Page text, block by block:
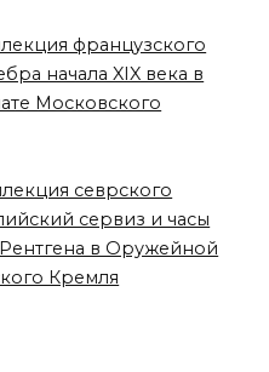
французского
начала XIX века в
Московского
севрского
сервиз и часы
в Оружейной
Кремля